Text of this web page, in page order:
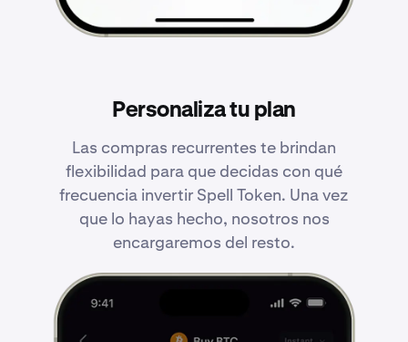
Personaliza tu plan
Las compras recurrentes te brindan
flexibilidad para que decidas con qué
frecuencia invertir Spell Token. Una vez
que lo hayas hecho, nosotros nos
encargaremos del resto.